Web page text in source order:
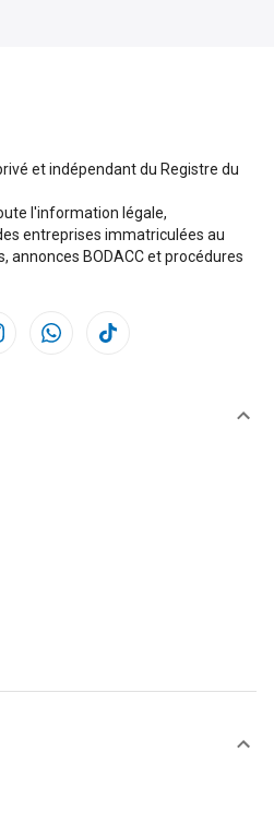
et indépendant du Registre du
l'information légale,
entreprises immatriculées au
annonces BODACC et procédures